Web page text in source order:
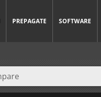
PREPAGATE SOFTWARE